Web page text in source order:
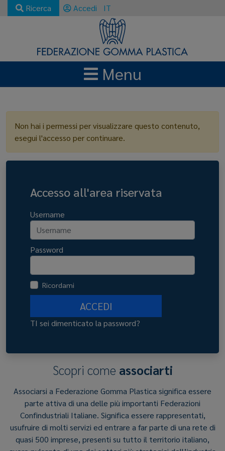
Ricerca Accedi IT
Menu
Non hai i permessi per visualizzare questo contenuto,
esegui l'accesso per continuare.
Accesso all'area riservata
Username
Password
Ricordami
ACCEDI
TI sei dimenticato la password?
Scopri come associarti
Associarsi a Federazione Gomma Plastica significa essere
parte attiva di una delle più importanti Federazioni
Confindustriali Italiane. Significa essere rappresentati,
usufruire di molti servizi ed entrare a far parte di una rete di
quasi 500 imprese, presenti su tutto il territorio italiano,